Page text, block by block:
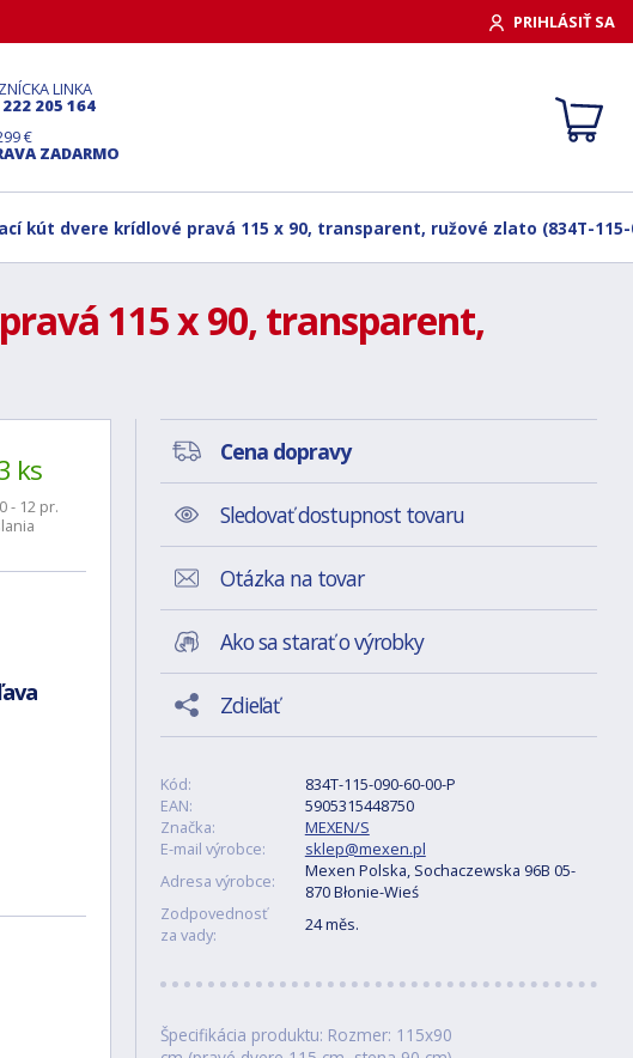
PRIHLÁSIŤ SA
LINKA
205 164
€
ZADARMO
kút dvere krídlové pravá 115 x 90, transparent, ružové zlato (834T-115-
115 x 90, transparent,
ks
- 12 pr.
Cena dopravy
Sledovať dostupnost tovaru
Otázka na tovar
Ako sa starať o výrobky
Zdieľať
Kód:
834T-115-090-60-00-P
EAN:
5905315448750
Značka:
MEXEN/S
E-mail výrobce:
sklep@mexen.pl
Adresa výrobce:
Mexen Polska, Sochaczewska 96B 05-
870 Błonie-Wieś
Zodpovednosť
za vady:
24 měs.
Špecifikácia produktu: Rozmer: 115x90